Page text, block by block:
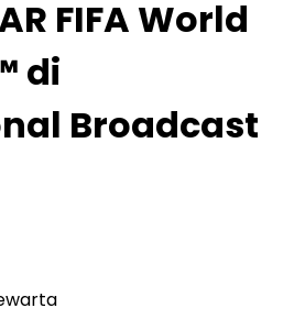
FIFA World
di
Broadcast